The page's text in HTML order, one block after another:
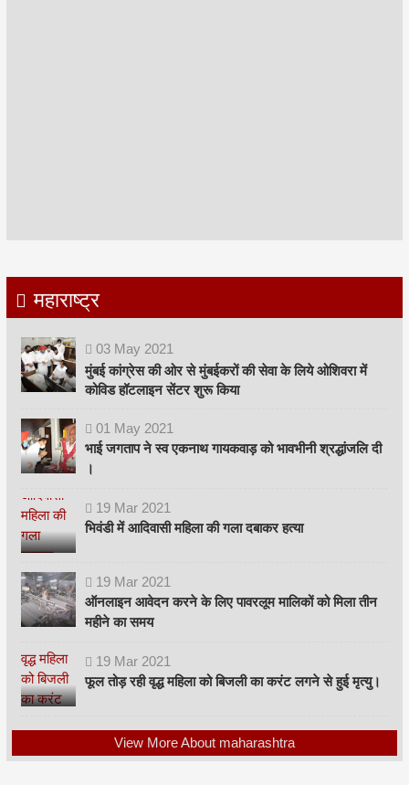
महाराष्ट्र
03 May 2021
मुंबई कांग्रेस की ओर से मुंबईकरों की सेवा के लिये ओशिवरा में
कोविड हॉटलाइन सेंटर शुरू किया
01 May 2021
भाई जगताप ने स्व एकनाथ गायकवाड़ को भावभीनी श्रद्धांजलि दी
।
19 Mar 2021
भिवंडी में आदिवासी महिला की गला दबाकर हत्या
19 Mar 2021
ऑनलाइन आवेदन करने के लिए पावरलूम मालिकों को मिला तीन
महीने का समय
19 Mar 2021
फूल तोड़ रही वृद्ध महिला को बिजली का करंट लगने से हुई मृत्यु।
View More About maharashtra